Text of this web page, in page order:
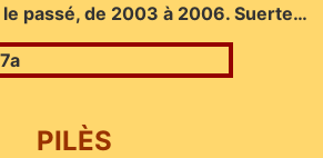
passé, de 2003 à 2006. Suerte…
PILÈS